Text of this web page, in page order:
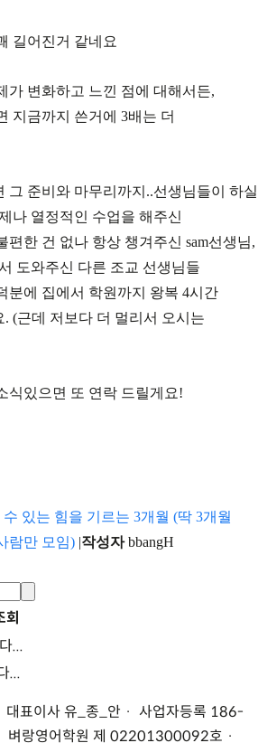
길어진거 같네요
가 변화하고 느낀 점에 대해서든,
지금까지 쓴거에 3배는 더
그 준비와 마무리까지..선생님들이 하실
나 열정적인 수업을 해주신
편한 건 없나 항상 챙겨주신 sam선생님,
도와주신 다른 조교 선생님들
분에 집에서 학원까지 왕복 4시간
(근데 저보다 더 멀리서 오시는
식있으면 또 연락 드릴게요!
있는 힘을 기르는 3개월 (딱 3개월
람만 모임) |작성자bbangH
회
...
...
표이사 유_종_안 · 사업자등록 186-
벼랑영어학원 제 02201300092호 ·